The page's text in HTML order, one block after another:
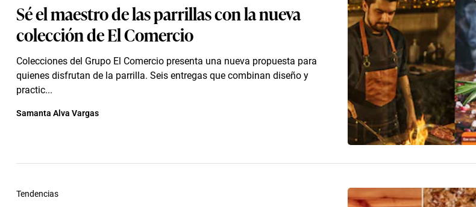
Sé el maestro de las parrillas con la nueva
colección de El Comercio
Colecciones del Grupo El Comercio presenta una nueva propuesta para
quienes disfrutan de la parrilla. Seis entregas que combinan diseño y
practic...
Samanta Alva Vargas
Tendencias